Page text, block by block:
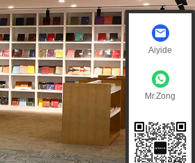
Aiyide
Mr.Zong